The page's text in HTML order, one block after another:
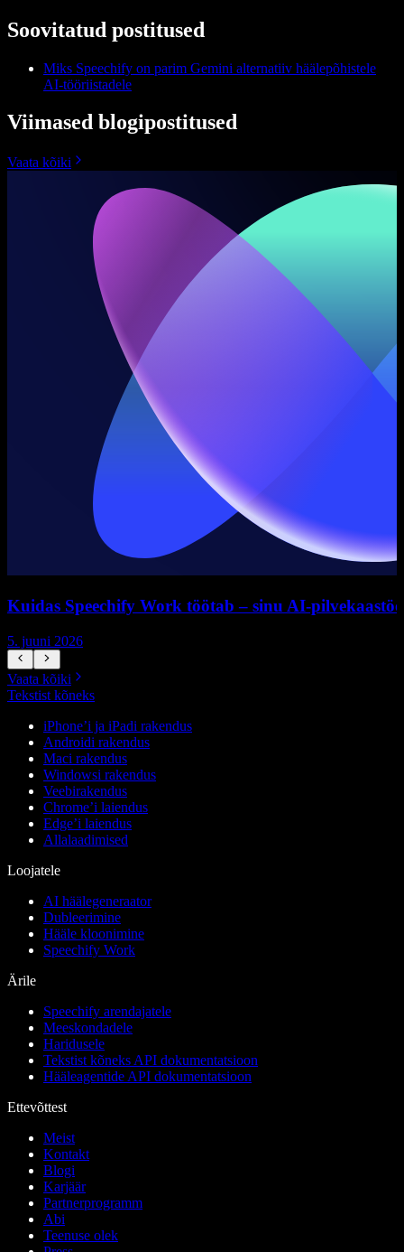
Soovitatud postitused
Miks Speechify on parim Gemini alternatiiv häälepõhistele
AI-tööriistadele
Viimased blogipostitused
Vaata kõiki
Kuidas Speechify Work töötab – sinu AI-
5. juuni 2026
Vaata kõiki
Tekstist kõneks
iPhone’i ja iPadi rakendus
Androidi rakendus
Maci rakendus
Windowsi rakendus
Veebirakendus
Chrome’i laiendus
Edge’i laiendus
Allalaadimised
Loojatele
AI häälegeneraator
Dubleerimine
Hääle kloonimine
Speechify Work
Ärile
Speechify arendajatele
Meeskondadele
Haridusele
Tekstist kõneks API dokumentatsioon
Hääleagentide API dokumentatsioon
Ettevõttest
Meist
Kontakt
Blogi
Karjäär
Partnerprogramm
Abi
Teenuse olek